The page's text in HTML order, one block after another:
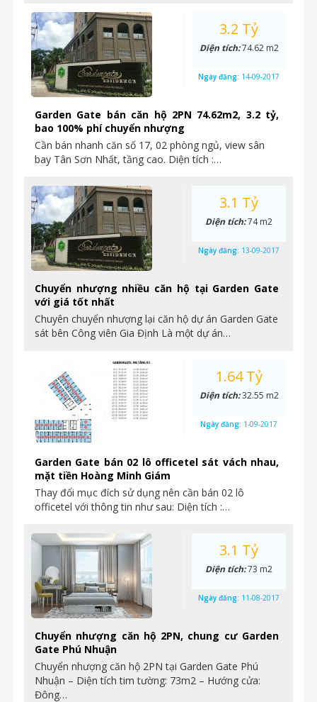
Garden Gate bán căn hộ 2PN 74.62m2, 3.2 tỷ,
bao 100% phí chuyển nhượng
Cần bán nhanh căn số 17, 02 phòng ngủ, view sân
bay Tân Sơn Nhất, tầng cao. Diện tích :…
3.2 Tỷ
Diện tích:74.62 m2
Ngày đăng: 14-09-2017
Chuyển nhượng nhiều căn hộ tại Garden Gate
với giá tốt nhất
Chuyên chuyển nhượng lại căn hộ dự án Garden Gate
sát bên Công viên Gia Định Là một dự án…
3.1 Tỷ
Diện tích:74 m2
Ngày đăng: 13-09-2017
Garden Gate bán 02 lô officetel sát vách nhau,
mặt tiền Hoàng Minh Giám
Thay đổi mục đích sử dụng nên cần bán 02 lô
officetel với thông tin như sau: Diện tích :…
1.64 Tỷ
Diện tích:32.55 m2
Ngày đăng: 1-09-2017
Chuyển nhượng căn hộ 2PN, chung cư Garden
Gate Phú Nhuận
Chuyển nhượng căn hộ 2PN tại Garden Gate Phú
Nhuận – Diện tích tim tường: 73m2 – Hướng cửa:
Đông…
3.1 Tỷ
Diện tích:73 m2
Ngày đăng: 11-08-2017